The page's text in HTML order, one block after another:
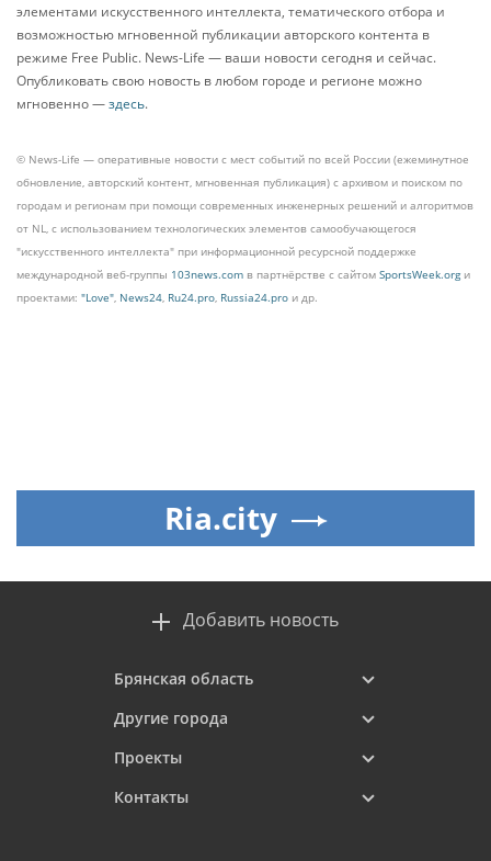
элементами искусственного интеллекта, тематического отбора и
возможностью мгновенной публикации авторского контента в
режиме Free Public. News-Life — ваши новости сегодня и сейчас.
Опубликовать свою новость в любом городе и регионе можно
мгновенно —здесь.
© News-Life — оперативные новости с мест событий по всей России (ежеминутное
обновление, авторский контент, мгновенная публикация) с архивом и поиском по
городам и регионам при помощи современных инженерных решений и алгоритмов
от NL, с использованием технологических элементов самообучающегося
"искусственного интеллекта" при информационной ресурсной поддержке
международной веб-группы 103news.com в партнёрстве с сайтом SportsWeek.orgи
проектами: "Love", News24, Ru24.pro, Russia24.pro и др.
Ria.city
Добавить новость
Брянская область
Другие города
Проекты
Контакты